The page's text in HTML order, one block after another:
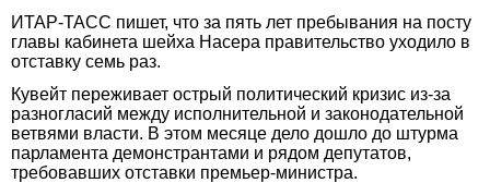
ИТАР-ТАСС пишет, что за пять лет пребывания на посту
главы кабинета шейха Насера правительство уходило в
отставку семь раз.
Кувейт переживает острый политический кризис из-за
разногласий между исполнительной и законодательной
ветвями власти. В этом месяце дело дошло до штурма
парламента демонстрантами и рядом депутатов,
требовавших отставки премьер-министра.